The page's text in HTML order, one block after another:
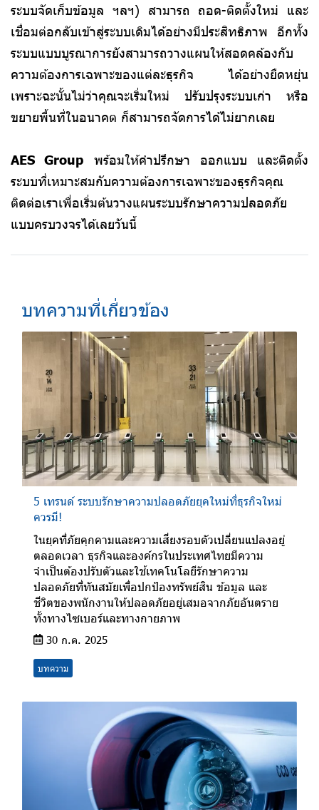
ระบบจัดเก็บข้อมูล ฯลฯ) สามารถ ถอด-ติดตั้งใหม่ และ
เชื่อมต่อกลับเข้าสู่ระบบเดิมได้อย่างมีประสิทธิภาพ อีกทั้ง
ระบบแบบบูรณาการยังสามารถวางแผนให้สอดคล้องกับ
ความต้องการเฉพาะของแต่ละธุรกิจ ได้อย่างยืดหยุ่น
เพราะฉะนั้นไม่ว่าคุณจะเริ่มใหม่ ปรับปรุงระบบเก่า หรือ
ขยายพื้นที่ในอนาคต ก็สามารถจัดการได้ไม่ยากเลย
AES Group พร้อมให้คำปรึกษา ออกแบบ และติดตั้ง
ระบบที่เหมาะสมกับความต้องการเฉพาะของธุรกิจคุณ
ติดต่อเราเพื่อเริ่มต้นวางแผนระบบรักษาความปลอดภัย
แบบครบวงจรได้เลยวันนี้
บทความที่เกี่ยวข้อง
5 เทรนด์ ระบบรักษาความปลอดภัยยุคใหม่ที่ธุรกิจใหม่
ควรมี!
ในยุคที่ภัยคุกคามและความเสี่ยงรอบตัวเปลี่ยนแปลงอยู่
ตลอดเวลา ธุรกิจและองค์กรในประเทศไทยมีความ
จำเป็นต้องปรับตัวและใช้เทคโนโลยีรักษาความ
ปลอดภัยที่ทันสมัยเพื่อปกป้องทรัพย์สิน ข้อมูล และ
ชีวิตของพนักงานให้ปลอดภัยอยู่เสมอจากภัยอันตราย
ทั้งทางไซเบอร์และทางกายภาพ
30 ก.ค. 2025
บทความ